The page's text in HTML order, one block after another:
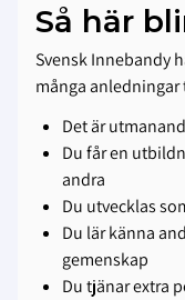
Så här
Svensk Innebandy
många
Det är
Du får en
andra
Du utvecklas
Du lär känna
gemenskap
Du tjänar extra